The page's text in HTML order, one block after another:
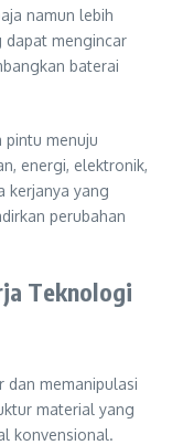
namun lebih
dapat mengincar
baterai
pintu menuju
energi, elektronik,
kerjanya yang
perubahan
Teknologi
dan memanipulasi
material yang
konvensional.